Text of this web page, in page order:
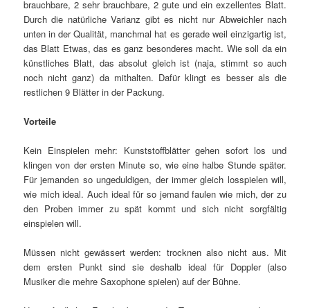
brauchbare, 2 sehr brauchbare, 2 gute und ein exzellentes Blatt.
Durch die natürliche Varianz gibt es nicht nur Abweichler nach
unten in der Qualität, manchmal hat es gerade weil einzigartig ist,
das Blatt Etwas, das es ganz besonderes macht. Wie soll da ein
künstliches Blatt, das absolut gleich ist (naja, stimmt so auch
noch nicht ganz) da mithalten. Dafür klingt es besser als die
restlichen 9 Blätter in der Packung.
Vorteile
Kein Einspielen mehr: Kunststoffblätter gehen sofort los und
klingen von der ersten Minute so, wie eine halbe Stunde später.
Für jemanden so ungeduldigen, der immer gleich losspielen will,
wie mich ideal. Auch ideal für so jemand faulen wie mich, der zu
den Proben immer zu spät kommt und sich nicht sorgfältig
einspielen will.
Müssen nicht gewässert werden: trocknen also nicht aus. Mit
dem ersten Punkt sind sie deshalb ideal für Doppler (also
Musiker die mehre Saxophone spielen) auf der Bühne.